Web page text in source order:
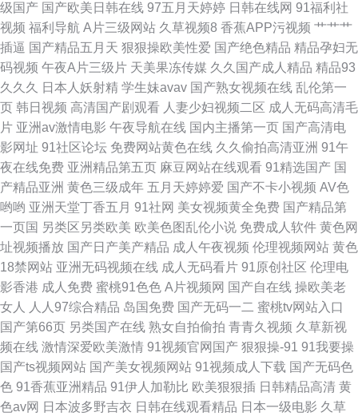
级国产 国产欧美日韩在线 97五月天婷婷 日韩在线网 91福利社
视频 福利导航 A片三级网站 久草视频8 香蕉APP污视频 艹艹艹
插逼 国产精品五月天 狠狠操欧美性爱 国产绝色精品 精品孕妇无
码视频 午夜A片三级片 天美果冻传媒 久久国产成人精品 精品93
久久久
日本人妖射精 学生妹avav 国产熟女视频在线 乱伦第一
页 韩日视频 高清国产剧观看 人妻少妇视频二区 成人无码高清毛
片 亚洲av激情电影 午夜导航在线 国内主播第一页 国产高清电
影网址 91社区论坛 免费网站黄色在线 久久偷拍高清亚洲 91午
夜在线免费 亚洲精品第五页 麻豆网站在线观看 91精选国产 国
产精品亚洲 黄色三级成年 五月天婷婷爱 国产不卡小视频 AV色
哟哟 亚洲天堂丁香五月 91社网 美女视频黄全免费 国产精品第
一页国 另类区另类欧美 欧美色图乱伦小说 免费成人软件 黄色网
址视频播放 国产日产美产精品 成人午夜视频 伦理视频网站 黄色
18禁网站 亚洲无码视频在线 成人无码看片 91原创社区 伦理电
影香港 成人免费 蜜桃91色色 A片视频网 国产自在线 操欧美老
女人
人人97综合精品 岛国免费 国产无码一二 蜜桃tv网站入口
国产第66页 另类国产在线 熟女自拍偷拍 青青久视频 久草新视
频在线 激情深爱欧美激情 91视频官网国产 狠狠操-91 91我要操
国产ts视频网站 国产美女视频网站 91视频成人下载 国产无码色
色 91香蕉亚洲精品 91伊人加勒比 欧美狠狠插 日韩精品高清 黄
色av网 日本波多野吉衣 日韩在线观看精品 日本一级电影 久草